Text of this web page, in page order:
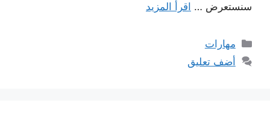
سنستعرض … اقرأ المزيد
التصنيفات
مهارات
أضف تعليق